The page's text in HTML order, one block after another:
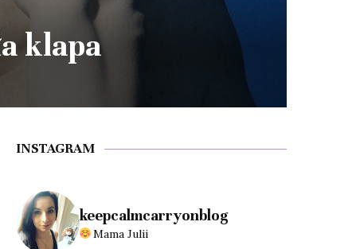
klapa
INSTAGRAM
keepcalmcarryonblog
Mama Julii